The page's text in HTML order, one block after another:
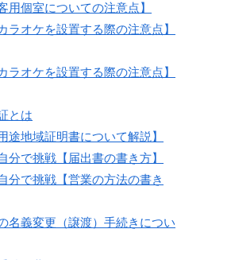
用個室についての注意点】
ラオケを設置する際の注意点】
ラオケを設置する際の注意点】
とは
途地域証明書について解説】
分で挑戦【届出書の書き方】
分で挑戦【営業の方法の書き
名義変更（譲渡）手続きについ